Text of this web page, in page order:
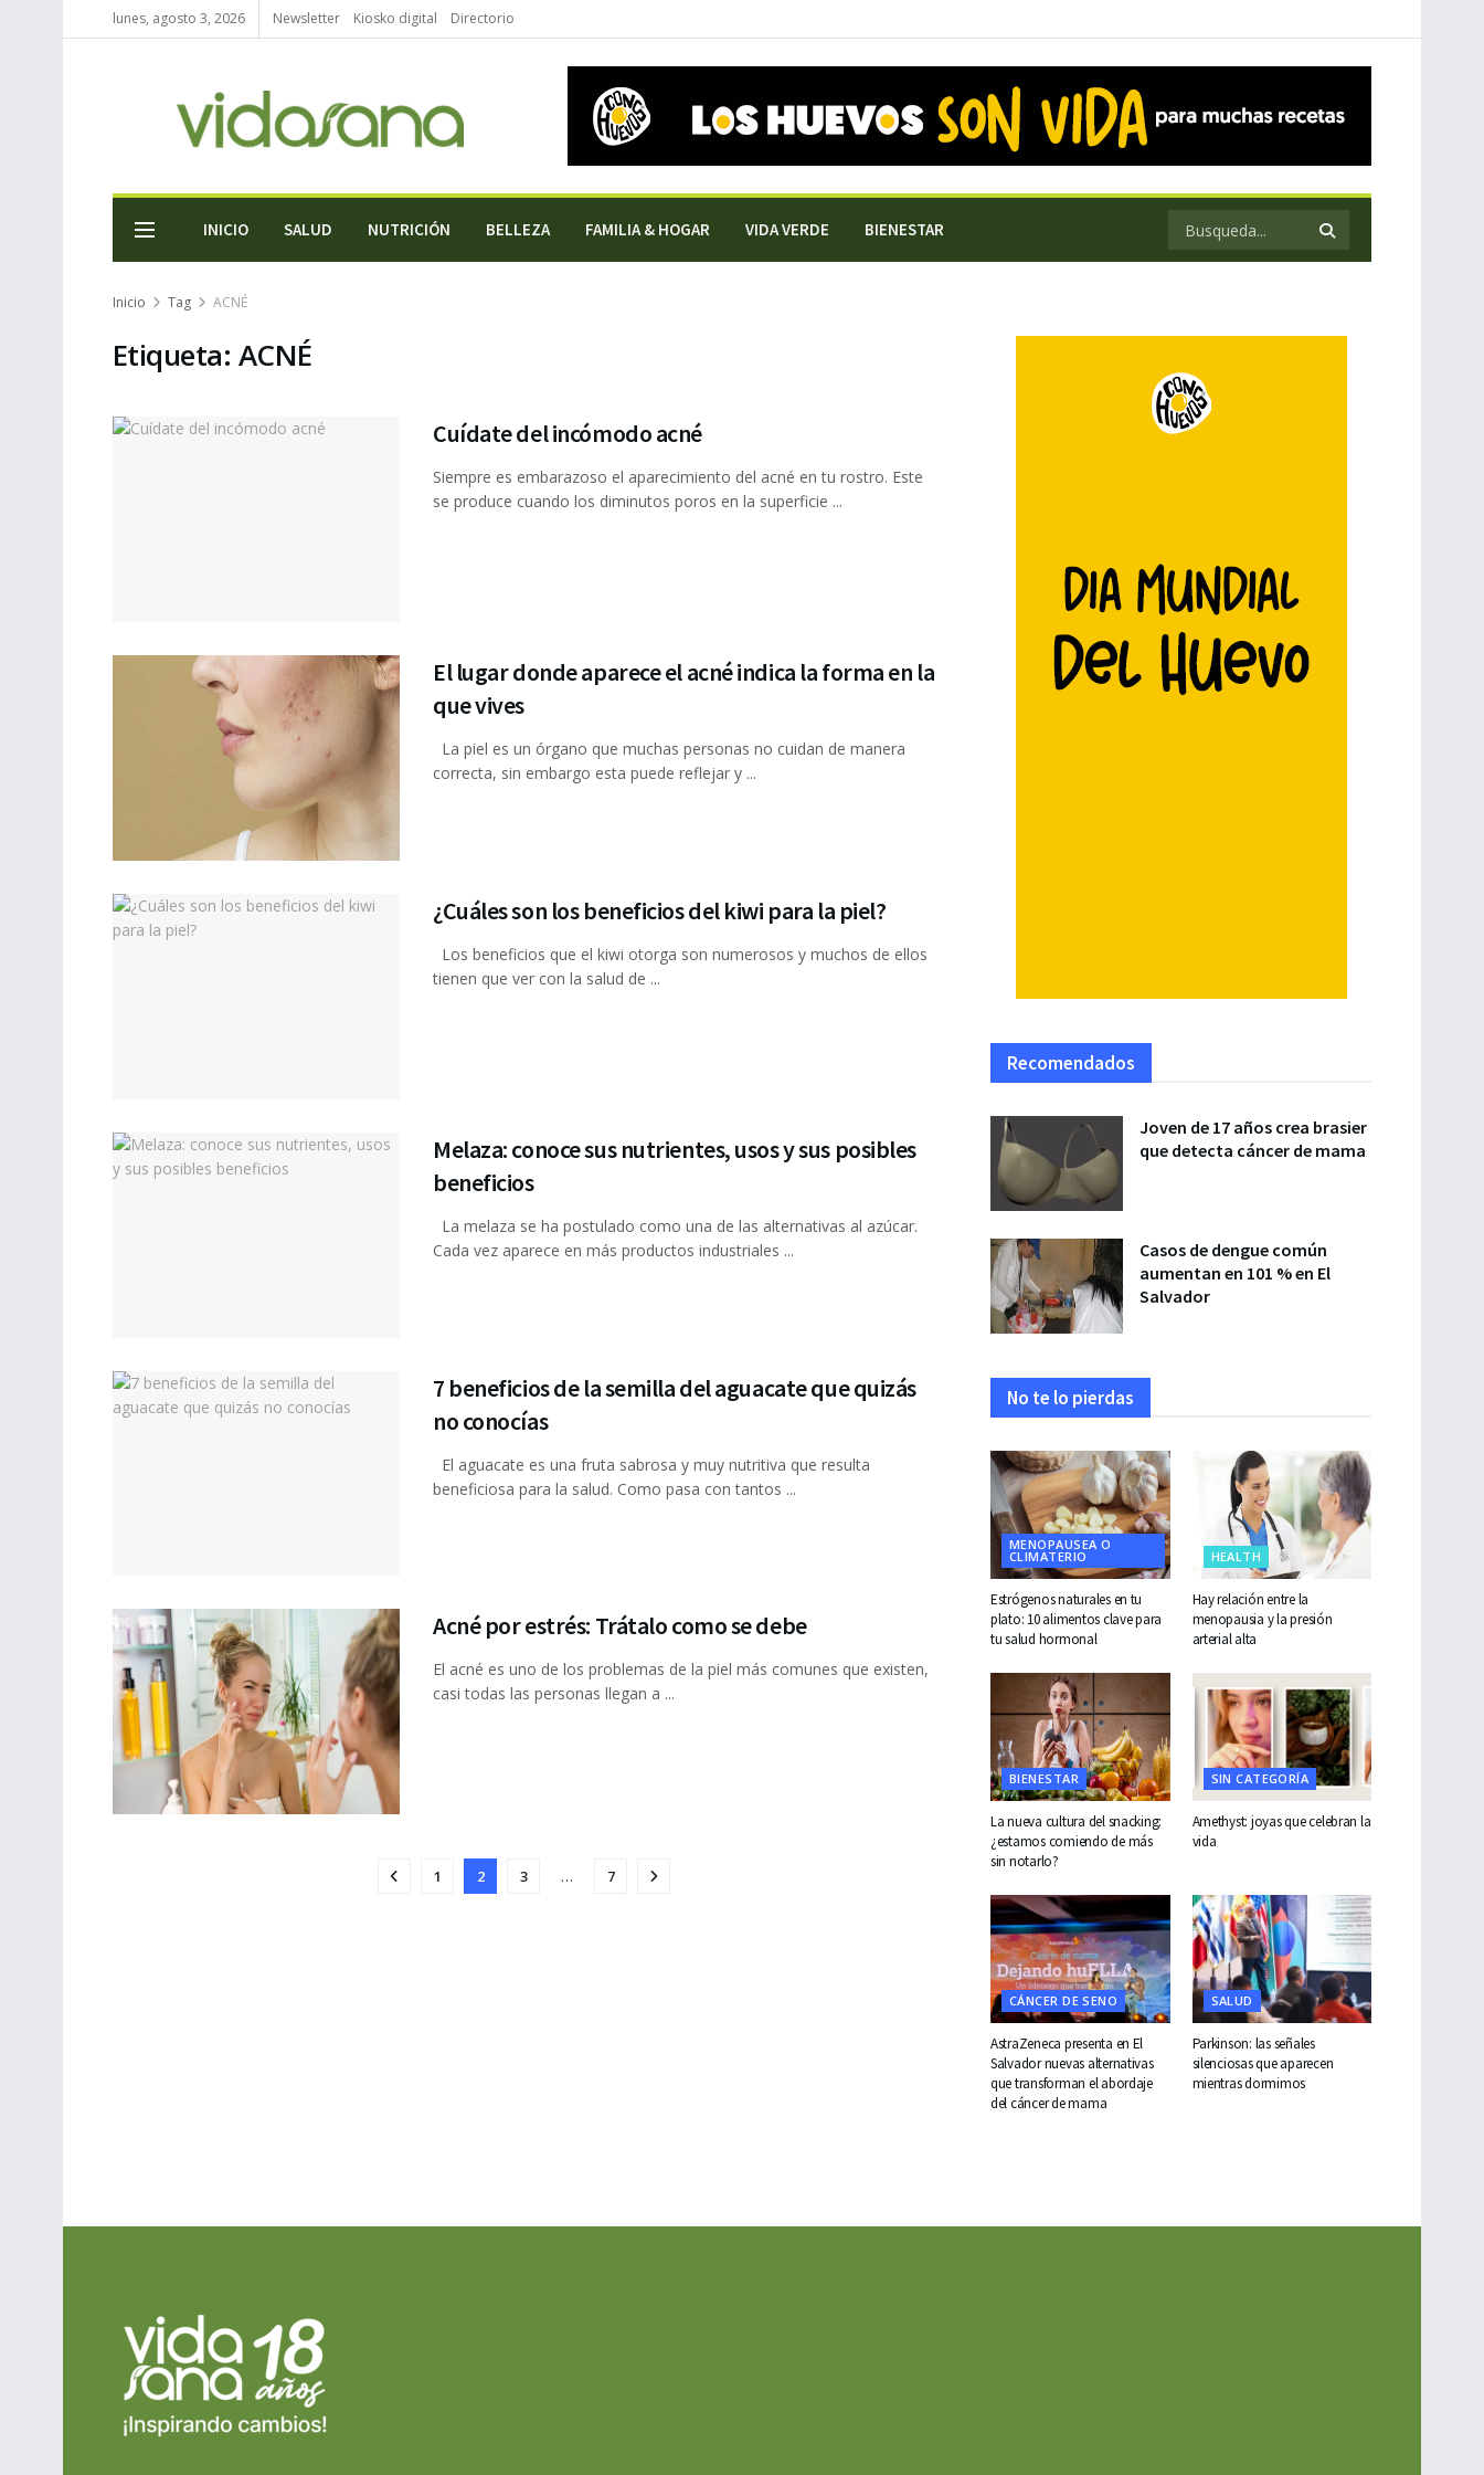
lunes, agosto 3, 2026 Newsletter Kiosko digital Directorio
INICIO SALUD NUTRICIÓN BELLEZA FAMILIA & HOGAR VIDA VERDE BIENESTAR
Inicio Tag ACNÉ
Etiqueta: ACNÉ
Cuídate del incómodo acné
Siempre es embarazoso el aparecimiento del acné en tu rostro. Este
se produce cuando los diminutos poros en la superficie ...
El lugar donde aparece el acné indica la forma en la
que vives
La piel es un órgano que muchas personas no cuidan de manera
correcta, sin embargo esta puede reflejar y ...
¿Cuáles son los beneficios del kiwi para la piel?
Los beneficios que el kiwi otorga son numerosos y muchos de ellos
tienen que ver con la salud de ...
Melaza: conoce sus nutrientes, usos y sus posibles
beneficios
La melaza se ha postulado como una de las alternativas al azúcar.
Cada vez aparece en más productos industriales ...
7 beneficios de la semilla del aguacate que quizás
no conocías
El aguacate es una fruta sabrosa y muy nutritiva que resulta
beneficiosa para la salud. Como pasa con tantos ...
Acné por estrés: Trátalo como se debe
El acné es uno de los problemas de la piel más comunes que existen,
casi todas las personas llegan a ...
1 2 3 … 7
Recomendados
Joven de 17 años crea brasier
que detecta cáncer de mama
Casos de dengue común
aumentan en 101 % en El
Salvador
No te lo pierdas
MENOPAUSEA O
CLIMATERIO
Estrógenos naturales en tu
plato: 10 alimentos clave para
tu salud hormonal
HEALTH
Hay relación entre la
menopausia y la presión
arterial alta
BIENESTAR
La nueva cultura del snacking:
¿estamos comiendo de más
sin notarlo?
SIN CATEGORÍA
Amethyst: joyas que celebran la
vida
CÁNCER DE SENO
AstraZeneca presenta en El
Salvador nuevas alternativas
que transforman el abordaje
del cáncer de mama
SALUD
Parkinson: las señales
silenciosas que aparecen
mientras dormimos